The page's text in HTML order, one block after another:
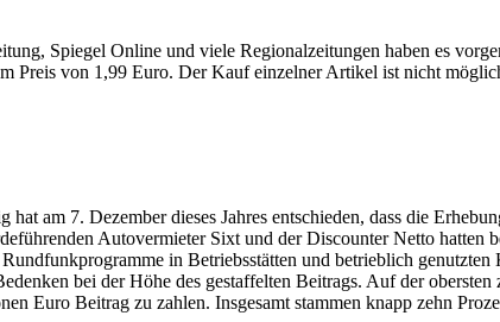
Spiegel Online und viele Regionalzeitungen haben es
Preis von 1,99 Euro. Der Kauf einzelner Artikel ist nicht
am 7. Dezember dieses Jahres entschieden, dass die
Autovermieter Sixt und der Discounter Netto
in Betriebsstätten und betrieblich
bei der Höhe des gestaffelten Beitrags. Auf der
Euro Beitrag zu zahlen. Insgesamt stammen knapp zehn